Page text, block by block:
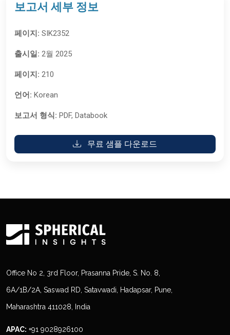
보고서 세부 정보
페이지: SIK2352
출시일: 2월 2025
페이지: 210
언어: Korean
보고서 형식: PDF, Databook
무료 샘플 다운로드
Office No 2, 3rd Floor, Prasanna Pride, S. No. 8,
6A/1B/2A, Saswad RD, Satavwadi, Hadapsar, Pune,
Maharashtra 411028, India
APAC: +91 9028926100